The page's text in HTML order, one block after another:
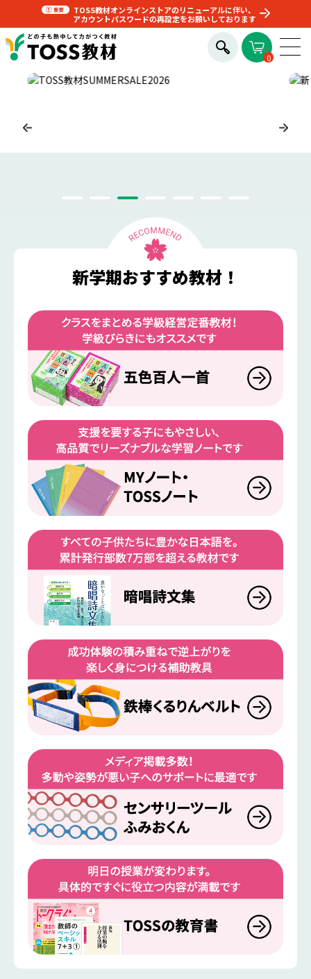
TOSS教材オンラインストアのリニューアルに伴い、
アカウントパスワードの再設定をお願いしております
0
新学期おすすめ教材！